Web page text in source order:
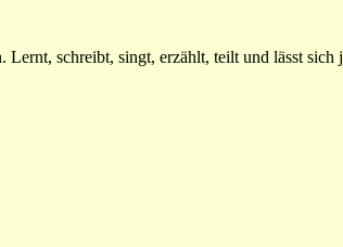
schreibt, singt, erzählt, teilt und lässt